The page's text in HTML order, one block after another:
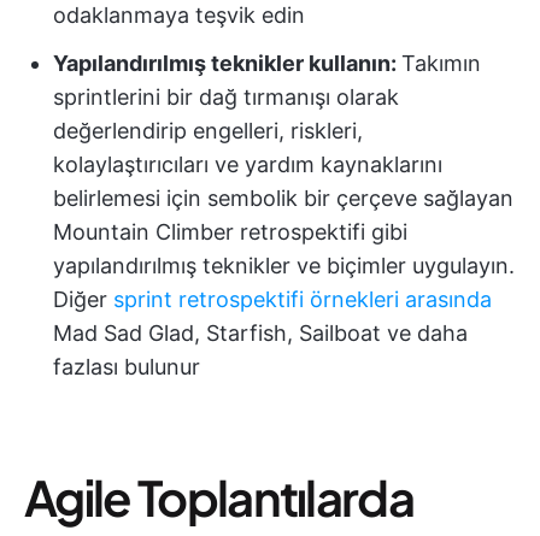
odaklanmaya teşvik edin
Yapılandırılmış teknikler kullanın: Takımın
sprintlerini bir dağ tırmanışı olarak
değerlendirip engelleri, riskleri,
kolaylaştırıcıları ve yardım kaynaklarını
belirlemesi için sembolik bir çerçeve sağlayan
Mountain Climber retrospektifi gibi
yapılandırılmış teknikler ve biçimler uygulayın.
Diğer sprint retrospektifi örnekleri arasında
Mad Sad Glad, Starfish, Sailboat ve daha
fazlası bulunur
Agile Toplantılarda